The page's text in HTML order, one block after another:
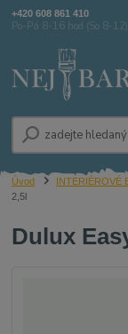
+420 608 861 410
Po-Pá 8-16 hod (So 8-12)
Úvod INTERIÉROVÉ
2,5l
Dulux